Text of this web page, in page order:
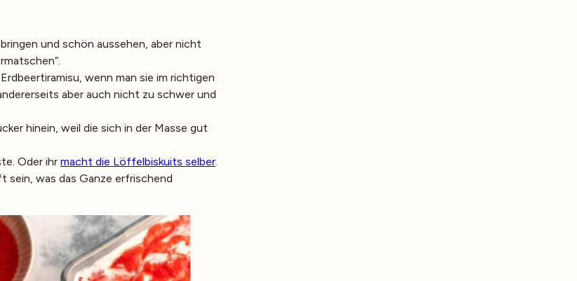
und schön aussehen, aber nicht
wenn man sie im richtigen
aber auch nicht zu schwer und
hinein, weil die sich in der Masse gut
Oder ihr macht die Löffelbiskuits selber.
sein, was das Ganze erfrischend